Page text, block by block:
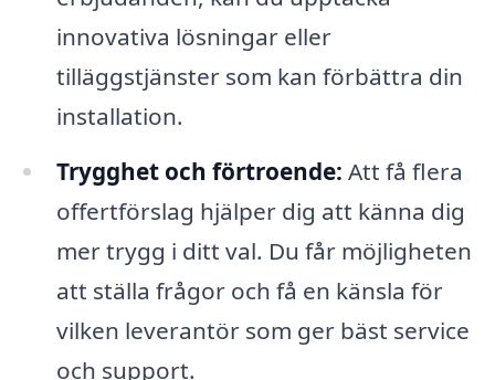
innovativa lösningar eller
tilläggstjänster som kan förbättra din
installation.
Trygghet och förtroende: Att få flera
offertförslag hjälper dig att känna dig
mer trygg i ditt val. Du får möjligheten
att ställa frågor och få en känsla för
vilken leverantör som ger bäst service
och support.